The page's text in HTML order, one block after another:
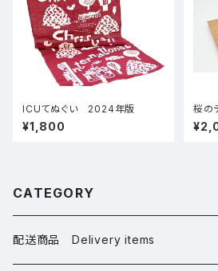
ICUてぬぐい 2024年版
¥1,800
桜の
CATEGORY
配送商品 Delivery items